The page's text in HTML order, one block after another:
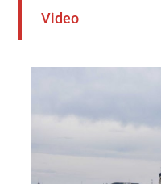
Video